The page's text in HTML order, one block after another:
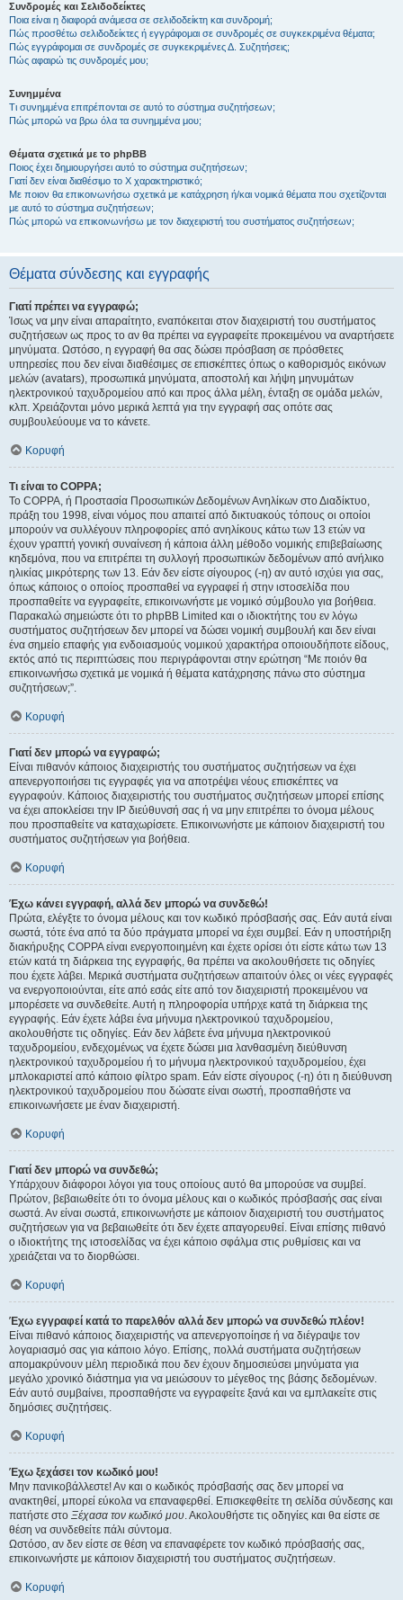
Συνδρομές και Σελιδοδείκτες
Ποια είναι η διαφορά ανάμεσα σε σελιδοδείκτη και συνδρομή;
Πώς προσθέτω σελιδοδείκτες ή εγγράφομαι σε συνδρομές σε συγκεκριμένα θέματα;
Πώς εγγράφομαι σε συνδρομές σε συγκεκριμένες Δ. Συζητήσεις;
Πώς αφαιρώ τις συνδρομές μου;
Συνημμένα
Τι συνημμένα επιτρέπονται σε αυτό το σύστημα συζητήσεων;
Πώς μπορώ να βρω όλα τα συνημμένα μου;
Θέματα σχετικά με το phpBB
Ποιος έχει δημιουργήσει αυτό το σύστημα συζητήσεων;
Γιατί δεν είναι διαθέσιμο το Χ χαρακτηριστικό;
Με ποιον θα επικοινωνήσω σχετικά με κατάχρηση ή/και νομικά θέματα που σχετίζονται
με αυτό το σύστημα συζητήσεων;
Πώς μπορώ να επικοινωνήσω με τον διαχειριστή του συστήματος συζητήσεων;
Θέματα σύνδεσης και εγγραφής
Γιατί πρέπει να εγγραφώ;
Ίσως να μην είναι απαραίτητο, εναπόκειται στον διαχειριστή του συστήματος
συζητήσεων ως προς το αν θα πρέπει να εγγραφείτε προκειμένου να αναρτήσετε
μηνύματα. Ωστόσο, η εγγραφή θα σας δώσει πρόσβαση σε πρόσθετες
υπηρεσίες που δεν είναι διαθέσιμες σε επισκέπτες όπως ο καθορισμός εικόνων
μελών (avatars), προσωπικά μηνύματα, αποστολή και λήψη μηνυμάτων
ηλεκτρονικού ταχυδρομείου από και προς άλλα μέλη, ένταξη σε ομάδα μελών,
κλπ. Χρειάζονται μόνο μερικά λεπτά για την εγγραφή σας οπότε σας
συμβουλεύουμε να το κάνετε.
Κορυφή
Τι είναι το COPPA;
Το COPPA, ή Προστασία Προσωπικών Δεδομένων Ανηλίκων στο Διαδίκτυο,
πράξη του 1998, είναι νόμος που απαιτεί από δικτυακούς τόπους οι οποίοι
μπορούν να συλλέγουν πληροφορίες από ανηλίκους κάτω των 13 ετών να
έχουν γραπτή γονική συναίνεση ή κάποια άλλη μέθοδο νομικής επιβεβαίωσης
κηδεμόνα, που να επιτρέπει τη συλλογή προσωπικών δεδομένων από ανήλικο
ηλικίας μικρότερης των 13. Εάν δεν είστε σίγουρος (-η) αν αυτό ισχύει για σας,
όπως κάποιος ο οποίος προσπαθεί να εγγραφεί ή στην ιστοσελίδα που
προσπαθείτε να εγγραφείτε, επικοινωνήστε με νομικό σύμβουλο για βοήθεια.
Παρακαλώ σημειώστε ότι το phpBB Limited και ο ιδιοκτήτης του εν λόγω
συστήματος συζητήσεων δεν μπορεί να δώσει νομική συμβουλή και δεν είναι
ένα σημείο επαφής για ενδοιασμούς νομικού χαρακτήρα οποιουδήποτε είδους,
εκτός από τις περιπτώσεις που περιγράφονται στην ερώτηση “Με ποιόν θα
επικοινωνήσω σχετικά με νομικά ή θέματα κατάχρησης πάνω στο σύστημα
συζητήσεων;”.
Κορυφή
Γιατί δεν μπορώ να εγγραφώ;
Είναι πιθανόν κάποιος διαχειριστής του συστήματος συζητήσεων να έχει
απενεργοποιήσει τις εγγραφές για να αποτρέψει νέους επισκέπτες να
εγγραφούν. Κάποιος διαχειριστής του συστήματος συζητήσεων μπορεί επίσης
να έχει αποκλείσει την IP διεύθυνσή σας ή να μην επιτρέπει το όνομα μέλους
που προσπαθείτε να καταχωρίσετε. Επικοινωνήστε με κάποιον διαχειριστή του
συστήματος συζητήσεων για βοήθεια.
Κορυφή
Έχω κάνει εγγραφή, αλλά δεν μπορώ να συνδεθώ!
Πρώτα, ελέγξτε το όνομα μέλους και τον κωδικό πρόσβασής σας. Εάν αυτά είναι
σωστά, τότε ένα από τα δύο πράγματα μπορεί να έχει συμβεί. Εάν η υποστήριξη
διακήρυξης COPPA είναι ενεργοποιημένη και έχετε ορίσει ότι είστε κάτω των 13
ετών κατά τη διάρκεια της εγγραφής, θα πρέπει να ακολουθήσετε τις οδηγίες
που έχετε λάβει. Μερικά συστήματα συζητήσεων απαιτούν όλες οι νέες εγγραφές
να ενεργοποιούνται, είτε από εσάς είτε από τον διαχειριστή προκειμένου να
μπορέσετε να συνδεθείτε. Αυτή η πληροφορία υπήρχε κατά τη διάρκεια της
εγγραφής. Εάν έχετε λάβει ένα μήνυμα ηλεκτρονικού ταχυδρομείου,
ακολουθήστε τις οδηγίες. Εάν δεν λάβετε ένα μήνυμα ηλεκτρονικού
ταχυδρομείου, ενδεχομένως να έχετε δώσει μια λανθασμένη διεύθυνση
ηλεκτρονικού ταχυδρομείου ή το μήνυμα ηλεκτρονικού ταχυδρομείου, έχει
μπλοκαριστεί από κάποιο φίλτρο spam. Εάν είστε σίγουρος (-η) ότι η διεύθυνση
ηλεκτρονικού ταχυδρομείου που δώσατε είναι σωστή, προσπαθήστε να
επικοινωνήσετε με έναν διαχειριστή.
Κορυφή
Γιατί δεν μπορώ να συνδεθώ;
Υπάρχουν διάφοροι λόγοι για τους οποίους αυτό θα μπορούσε να συμβεί.
Πρώτον, βεβαιωθείτε ότι το όνομα μέλους και ο κωδικός πρόσβασής σας είναι
σωστά. Αν είναι σωστά, επικοινωνήστε με κάποιον διαχειριστή του συστήματος
συζητήσεων για να βεβαιωθείτε ότι δεν έχετε απαγορευθεί. Είναι επίσης πιθανό
ο ιδιοκτήτης της ιστοσελίδας να έχει κάποιο σφάλμα στις ρυθμίσεις και να
χρειάζεται να το διορθώσει.
Κορυφή
Έχω εγγραφεί κατά το παρελθόν αλλά δεν μπορώ να συνδεθώ πλέον!
Είναι πιθανό κάποιος διαχειριστής να απενεργοποίησε ή να διέγραψε τον
λογαριασμό σας για κάποιο λόγο. Επίσης, πολλά συστήματα συζητήσεων
απομακρύνουν μέλη περιοδικά που δεν έχουν δημοσιεύσει μηνύματα για
μεγάλο χρονικό διάστημα για να μειώσουν το μέγεθος της βάσης δεδομένων.
Εάν αυτό συμβαίνει, προσπαθήστε να εγγραφείτε ξανά και να εμπλακείτε στις
δημόσιες συζητήσεις.
Κορυφή
Έχω ξεχάσει τον κωδικό μου!
Μην πανικοβάλλεστε! Αν και ο κωδικός πρόσβασής σας δεν μπορεί να
ανακτηθεί, μπορεί εύκολα να επαναφερθεί. Επισκεφθείτε τη σελίδα σύνδεσης και
πατήστε στο Ξέχασα τον κωδικό μου. Ακολουθήστε τις οδηγίες και θα είστε σε
θέση να συνδεθείτε πάλι σύντομα.
Ωστόσο, αν δεν είστε σε θέση να επαναφέρετε τον κωδικό πρόσβασής σας,
επικοινωνήστε με κάποιον διαχειριστή του συστήματος συζητήσεων.
Κορυφή